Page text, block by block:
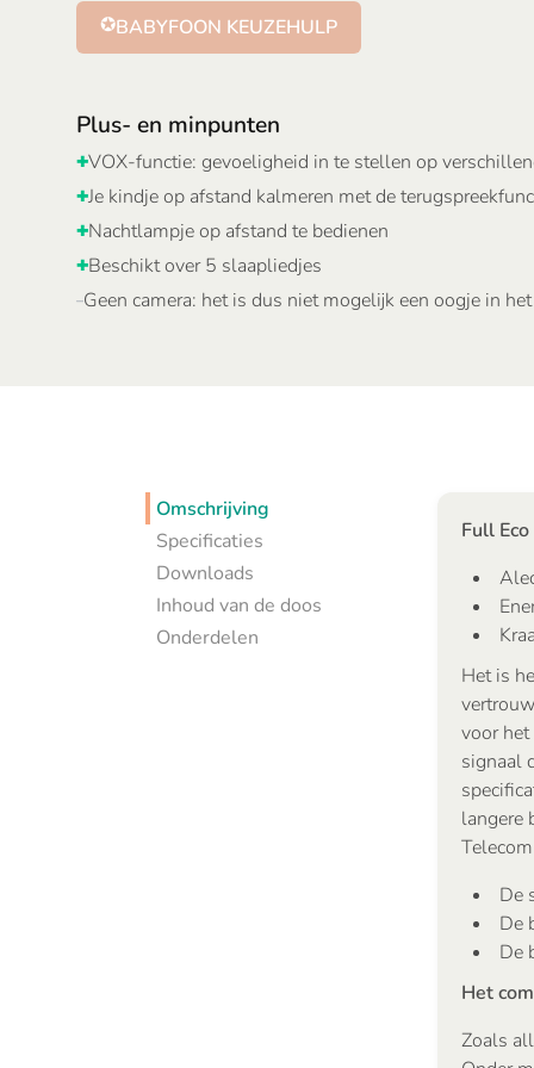
✪BABYFOON KEUZEHULP
Plus- en minpunten
✚VOX-functie: gevoeligheid in te stellen op
✚Je kindje op afstand kalmeren met de
✚Nachtlampje op afstand te bedienen
✚Beschikt over 5 slaapliedjes
–Geen camera: het is dus niet mogelijk een oogje in
Omschrijving
Specificaties
Downloads
Inhoud van de doos
Onderdelen
Full
Het is
voor
signaal
langere
De
De
De
Het
Zoals